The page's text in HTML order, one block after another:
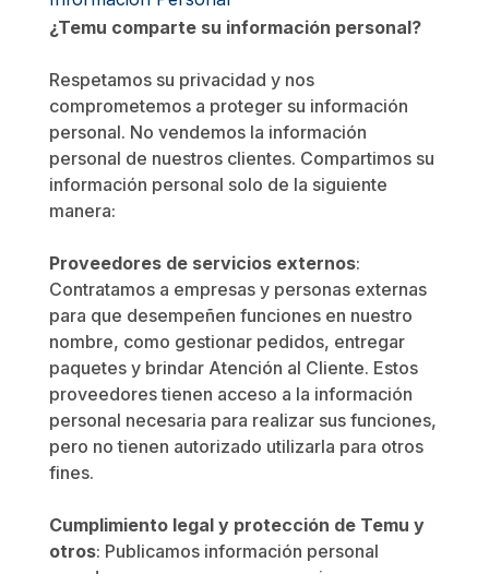
¿Temu comparte su información personal?
Respetamos su privacidad y nos
comprometemos a proteger su información
personal. No vendemos la información
personal de nuestros clientes. Compartimos su
información personal solo de la siguiente
manera:
Proveedores de servicios externos:
Contratamos a empresas y personas externas
para que desempeñen funciones en nuestro
nombre, como gestionar pedidos, entregar
paquetes y brindar Atención al Cliente. Estos
proveedores tienen acceso a la información
personal necesaria para realizar sus funciones,
pero no tienen autorizado utilizarla para otros
fines.
Cumplimiento legal y protección de Temu y
otros: Publicamos información personal